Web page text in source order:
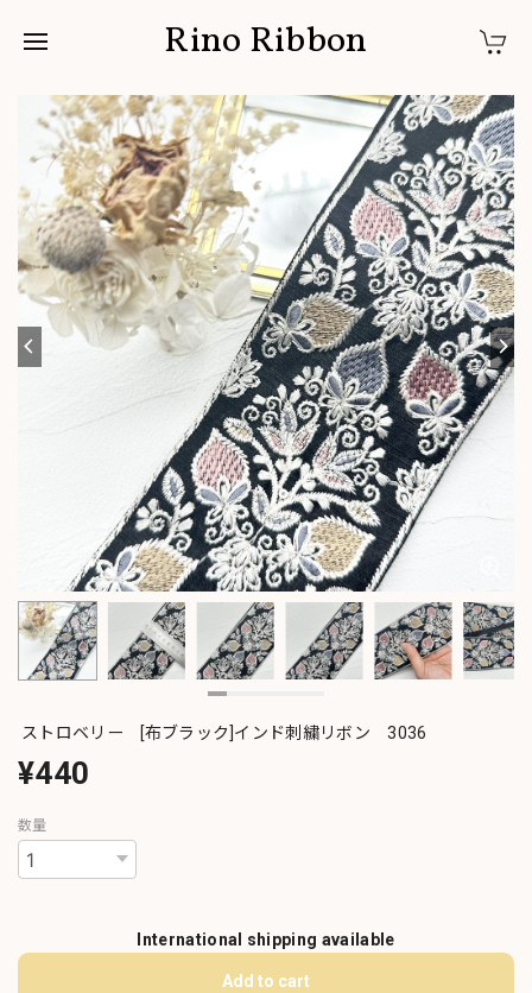
Rino Ribbon
ストロベリー [布ブラック]インド刺繍リボン 3036
¥440
数量
International shipping available
Add to cart